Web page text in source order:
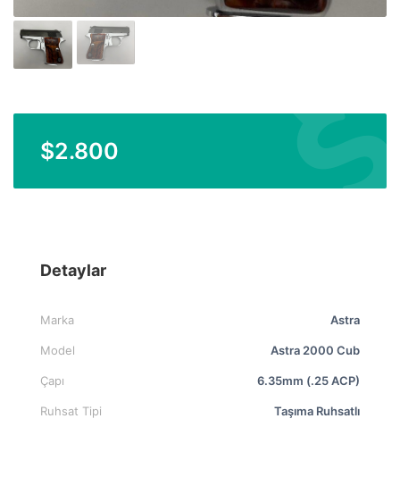
$2.800
Detaylar
Marka Astra
Model Astra 2000 Cub
Çapı 6.35mm (.25 ACP)
Ruhsat Tipi Taşıma Ruhsatlı